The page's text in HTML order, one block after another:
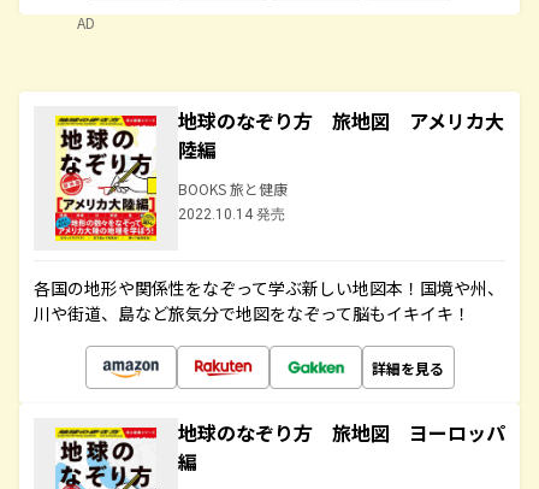
AD
地球のなぞり方 旅地図 アメリカ大
陸編
BOOKS 旅と健康
2022.10.14 発売
各国の地形や関係性をなぞって学ぶ新しい地図本！国境や州、
川や街道、島など旅気分で地図をなぞって脳もイキイキ！
詳細を見る
地球のなぞり方 旅地図 ヨーロッパ
編